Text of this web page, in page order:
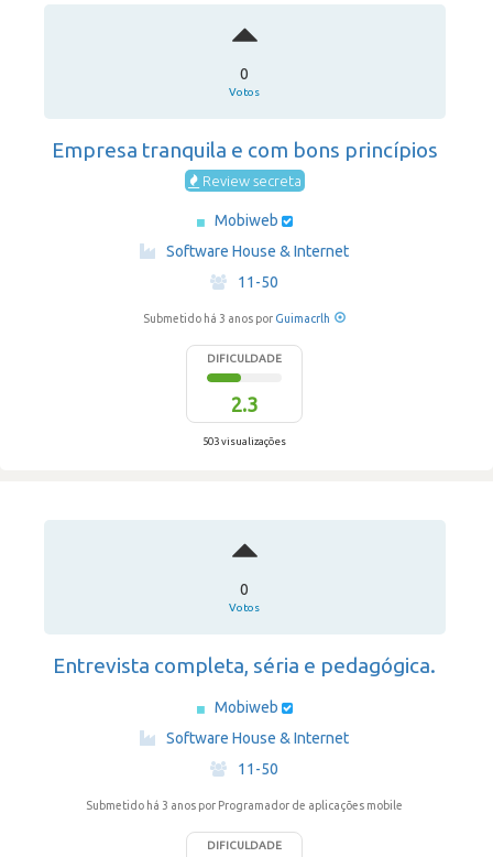
0
Votos
Empresa tranquila e com bons princípios
Review secreta
Mobiweb
Software House & Internet
·
11-50
Submetido há 3 anos por Guimacrlh
DIFICULDADE
2.3
503 visualizações
0
Votos
Entrevista completa, séria e pedagógica.
Mobiweb
Software House & Internet
·
11-50
Submetido há 3 anos por Programador de aplicações mobile
DIFICULDADE